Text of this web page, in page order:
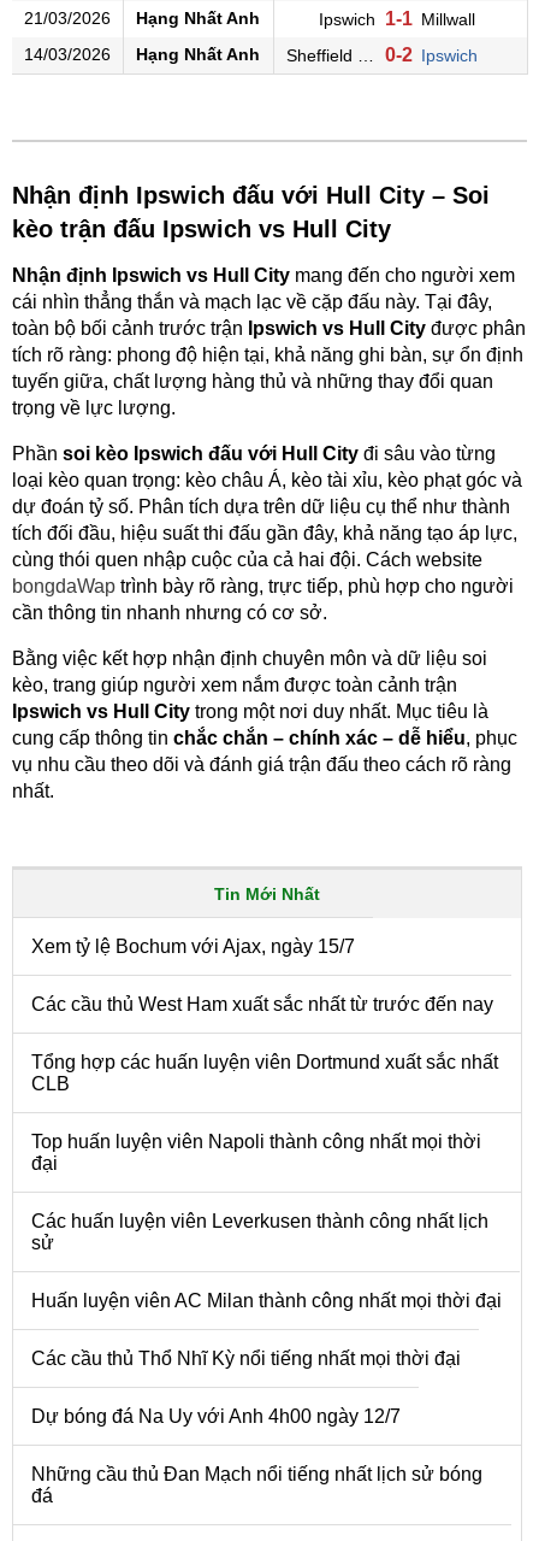
21/03/2026
Hạng Nhất Anh Ipswich 1-1 Millwall
14/03/2026
Hạng Nhất Anh 0-2 Ipswich
Nhận định Ipswich đấu với Hull City – Soi
kèo trận đấu Ipswich vs Hull City
Nhận định Ipswich vs Hull City mang đến cho người xem
cái nhìn thẳng thắn và mạch lạc về cặp đấu này. Tại đây,
toàn bộ bối cảnh trước trận Ipswich vs Hull City được phân
tích rõ ràng: phong độ hiện tại, khả năng ghi bàn, sự ổn định
tuyến giữa, chất lượng hàng thủ và những thay đổi quan
trọng về lực lượng.
Phần soi kèo Ipswich đấu với Hull City đi sâu vào từng
loại kèo quan trọng: kèo châu Á, kèo tài xỉu, kèo phạt góc và
dự đoán tỷ số. Phân tích dựa trên dữ liệu cụ thể như thành
tích đối đầu, hiệu suất thi đấu gần đây, khả năng tạo áp lực,
cùng thói quen nhập cuộc của cả hai đội. Cách website
bongdaWap trình bày rõ ràng, trực tiếp, phù hợp cho người
cần thông tin nhanh nhưng có cơ sở.
Bằng việc kết hợp nhận định chuyên môn và dữ liệu soi
kèo, trang giúp người xem nắm được toàn cảnh trận
Ipswich vs Hull City trong một nơi duy nhất. Mục tiêu là
cung cấp thông tin chắc chắn – chính xác – dễ hiểu, phục
vụ nhu cầu theo dõi và đánh giá trận đấu theo cách rõ ràng
nhất.
Tin Mới Nhất
Xem tỷ lệ Bochum với Ajax, ngày 15/7
Các cầu thủ West Ham xuất sắc nhất từ trước đến nay
Tổng hợp các huấn luyện viên Dortmund xuất sắc nhất
CLB
Top huấn luyện viên Napoli thành công nhất mọi thời
đại
Các huấn luyện viên Leverkusen thành công nhất lịch
sử
Huấn luyện viên AC Milan thành công nhất mọi thời đại
Các cầu thủ Thổ Nhĩ Kỳ nổi tiếng nhất mọi thời đại
Dự bóng đá Na Uy với Anh 4h00 ngày 12/7
Những cầu thủ Đan Mạch nổi tiếng nhất lịch sử bóng
đá